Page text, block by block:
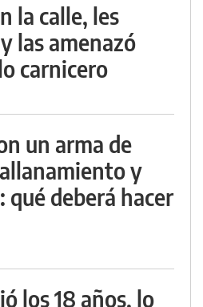
la calle, les
las amenazó
carnicero
un arma de
y
deberá hacer
los 18 años, lo